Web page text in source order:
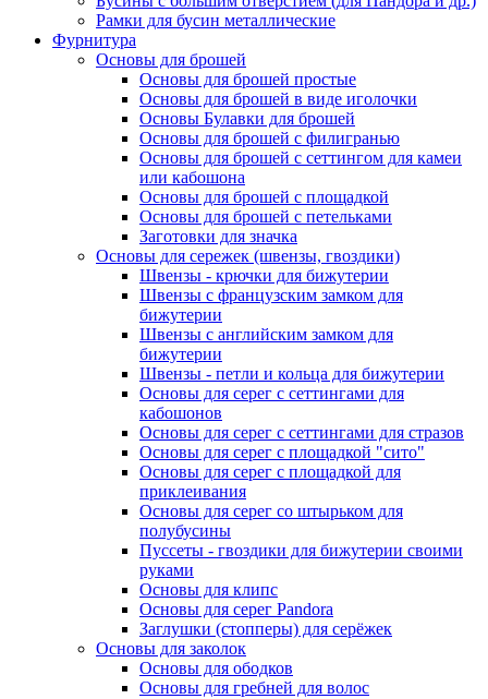
Рамки для бусин металлические
Фурнитура
Основы для брошей
Основы для брошей простые
Основы для брошей в виде иголочки
Основы Булавки для брошей
Основы для брошей с филигранью
Основы для брошей с сеттингом для камеи
или кабошона
Основы для брошей с площадкой
Основы для брошей с петельками
Заготовки для значка
Основы для сережек (швензы, гвоздики)
Швензы - крючки для бижутерии
Швензы с французским замком для
бижутерии
Швензы с английским замком для
бижутерии
Швензы - петли и кольца для бижутерии
Основы для серег с сеттингами для
кабошонов
Основы для серег с сеттингами для стразов
Основы для серег с площадкой "сито"
Основы для серег с площадкой для
приклеивания
Основы для серег со штырьком для
полубусины
Пуссеты - гвоздики для бижутерии своими
руками
Основы для клипс
Основы для серег Pandora
Заглушки (стопперы) для серёжек
Основы для заколок
Основы для ободков
Основы для гребней для волос